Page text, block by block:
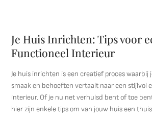
Je Huis Inrichten: Tips voor
Functioneel Interieur
Je huis inrichten is een creatief proces waarbij
smaak en behoeften vertaalt naar een stijlvol
interieur. Of je nu net verhuisd bent of toe
hier zijn enkele tips om van jouw huis een